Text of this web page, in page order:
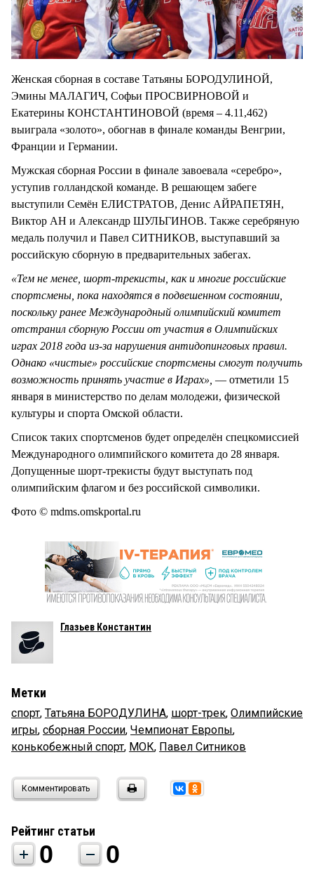
Женская сборная в составе Татьяны БОРОДУЛИНОЙ,
Эмины МАЛАГИЧ, Софьи ПРОСВИРНОВОЙ и
Екатерины КОНСТАНТИНОВОЙ (время – 4.11,462)
выиграла «золото», обогнав в финале команды Венгрии,
Франции и Германии.
Мужская сборная России в финале завоевала «серебро»,
уступив голландской команде. В решающем забеге
выступили Семён ЕЛИСТРАТОВ, Денис АЙРАПЕТЯН,
Виктор АН и Александр ШУЛЬГИНОВ. Также серебряную
медаль получил и Павел СИТНИКОВ, выступавший за
российскую сборную в предварительных забегах.
«Тем не менее, шорт-трекисты, как и многие российские
спортсмены, пока находятся в подвешенном состоянии,
поскольку ранее Международный олимпийский комитет
отстранил сборную России от участия в Олимпийских
играх 2018 года из-за нарушения антидопинговых правил.
Однако «чистые» российские спортсмены смогут получить
возможность принять участие в Играх», — отметили 15
января в министерство по делам молодежи, физической
культуры и спорта Омской области.
Список таких спортсменов будет определён спецкомиссией
Международного олимпийского комитета до 28 января.
Допущенные шорт-трекисты будут выступать под
олимпийским флагом и без российской символики.
Фото © mdms.omskportal.ru
Глазьев Константин
Метки
спорт, Татьяна БОРОДУЛИНА, шорт-трек, Олимпийские
игры, сборная России, Чемпионат Европы,
конькобежный спорт, МОК, Павел Ситников
Комментировать
Рейтинг статьи
0 0